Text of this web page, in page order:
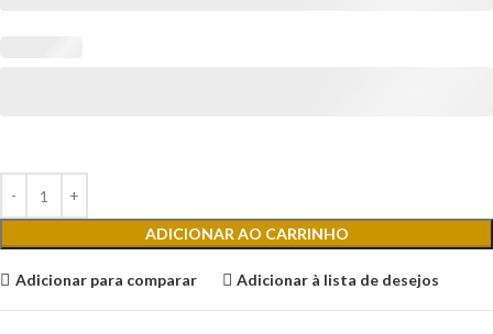
ADICIONAR AO CARRINHO
Adicionar para comparar Adicionar à lista de desejos